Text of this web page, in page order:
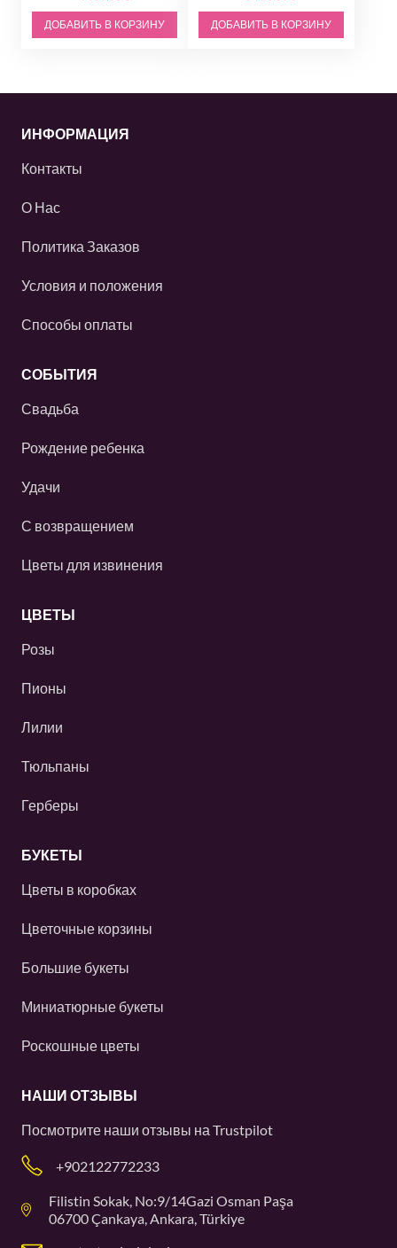
ДОБАВИТЬ В КОРЗИНУ ДОБАВИТЬ В КОРЗИНУ
ИНФОРМАЦИЯ
Контакты
О Нас
Политика Заказов
Условия и положения
Способы оплаты
СОБЫТИЯ
Свадьба
Рождение ребенка
Удачи
С возвращением
Цветы для извинения
ЦВЕТЫ
Розы
Пионы
Лилии
Тюльпаны
Герберы
БУКЕТЫ
Цветы в коробках
Цветочные корзины
Большие букеты
Миниатюрные букеты
Роскошные цветы
НАШИ ОТЗЫВЫ
Посмотрите наши отзывы на Trustpilot
+902122772233
Filistin Sokak, No:9/14Gazi Osman Paşa
06700 Çankaya, Ankara, Türkiye